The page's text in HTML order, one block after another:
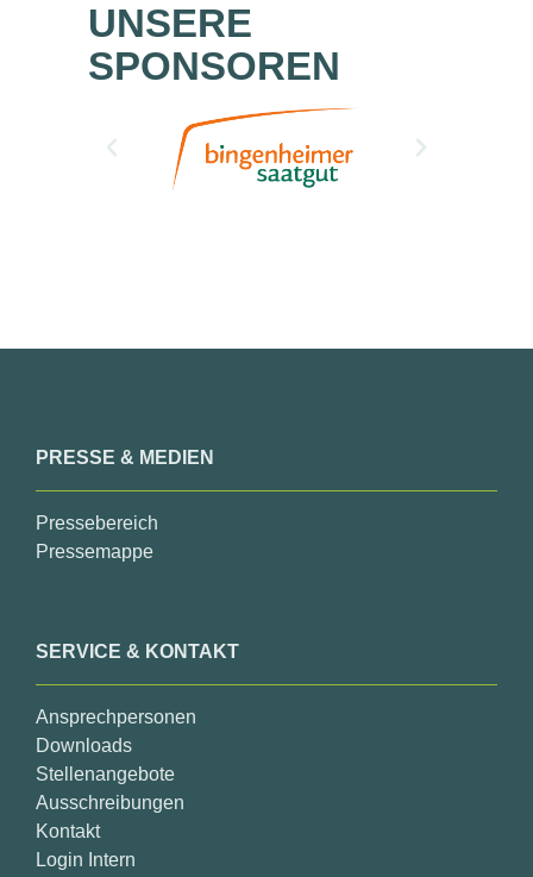
UNSERE
SPONSOREN
PRESSE & MEDIEN
Pressebereich
Pressemappe
SERVICE & KONTAKT
Ansprechpersonen
Downloads
Stellenangebote
Ausschreibungen
Kontakt
Login Intern